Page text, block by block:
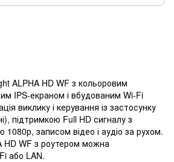
ALPHA HD WF з кольоровим
IPS-екраном і вбудованим Wi-Fi
виклику і керування із застосунку
підтримкою Full HD сигналу з
1080р, записом відео і аудіо за рухом.
HD WF з роутером можна
або LAN.